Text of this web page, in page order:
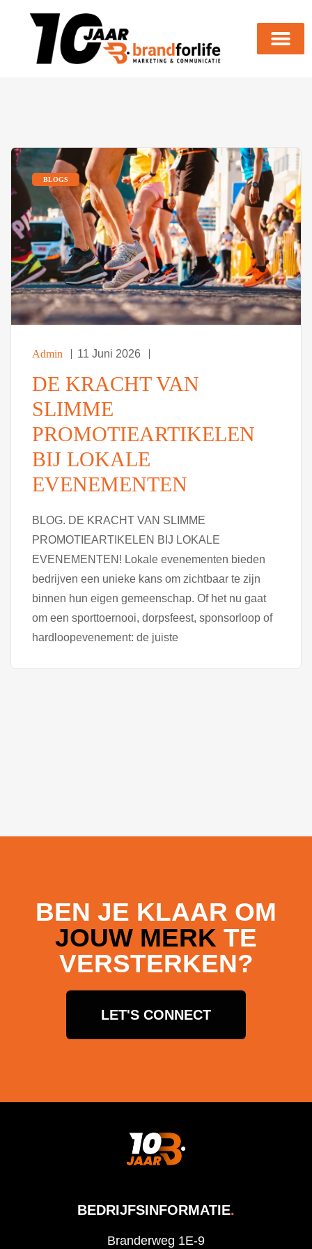
BLOGS
Admin 11 Juni 2026
DE KRACHT VAN
SLIMME
PROMOTIEARTIKELEN
BIJ LOKALE
EVENEMENTEN
BLOG. DE KRACHT VAN SLIMME
PROMOTIEARTIKELEN BIJ LOKALE
EVENEMENTEN! Lokale evenementen bieden
bedrijven een unieke kans om zichtbaar te zijn
binnen hun eigen gemeenschap. Of het nu gaat
om een sporttoernooi, dorpsfeest, sponsorloop of
hardloopevenement: de juiste
BEN JE KLAAR OM
JOUW MERK TE
VERSTERKEN?
LET'S CONNECT
BEDRIJFSINFORMATIE.
Branderweg 1E-9